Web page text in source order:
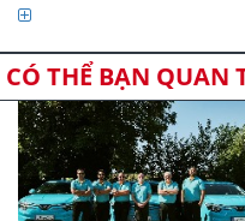
chợ búa" trên quê hương,
doanh thu không đo đếm
toán hay không... Bức hình
phát triển nhu cầu tâm linh
CÓ THỂ BẠN QUAN